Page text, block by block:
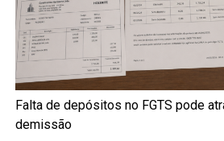
Falta de depósitos no FGTS pode
demissão